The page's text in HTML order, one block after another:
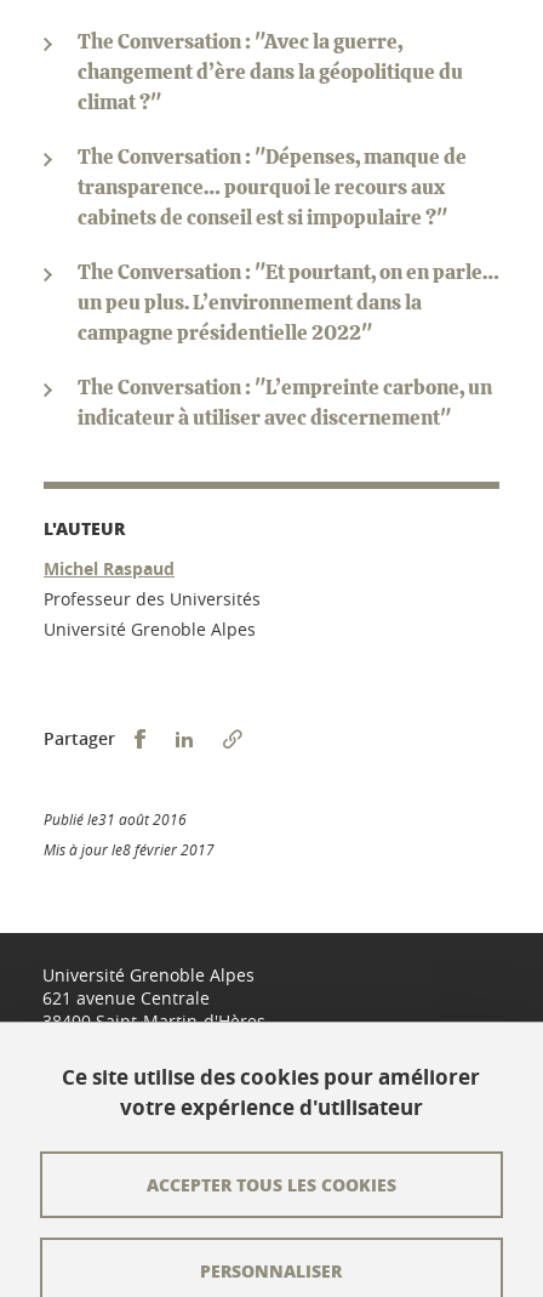
The Conversation : "Avec la guerre,
changement d’ère dans la géopolitique du
climat ?"
The Conversation : "Dépenses, manque de
transparence… pourquoi le recours aux
cabinets de conseil est si impopulaire ?"
The Conversation : "Et pourtant, on en parle…
un peu plus. L’environnement dans la
campagne présidentielle 2022"
The Conversation : "L’empreinte carbone, un
indicateur à utiliser avec discernement"
L'AUTEUR
Michel Raspaud
Professeur des Universités
Université Grenoble Alpes
Partager Partager sur Facebook
Partager sur LinkedIn
Publié le31 août 2016
Mis à jour le8 février 2017
Université Grenoble Alpes
621 avenue Centrale
38400 Saint-Martin-d'Hères
L'équipe éditoriale
Ce site utilise des cookies pour améliorer
votre expérience d'utilisateur
ACCEPTER TOUS LES COOKIES
PERSONNALISER